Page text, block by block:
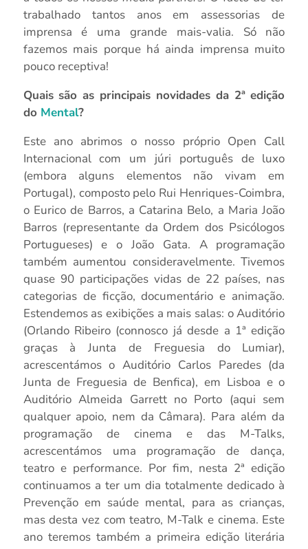
trabalhado tantos anos em assessorias de
imprensa é uma grande mais-valia. Só não
fazemos mais porque há ainda imprensa muito
pouco receptiva!
Quais são as principais novidades da 2ª edição
do Mental?
Este ano abrimos o nosso próprio Open Call
Internacional com um júri português de luxo
(embora alguns elementos não vivam em
Portugal), composto pelo Rui Henriques-Coimbra,
o Eurico de Barros, a Catarina Belo, a Maria João
Barros (representante da Ordem dos Psicólogos
Portugueses) e o João Gata. A programação
também aumentou consideravelmente. Tivemos
quase 90 participações vidas de 22 países, nas
categorias de ficção, documentário e animação.
Estendemos as exibições a mais salas: o Auditório
(Orlando Ribeiro (connosco já desde a 1ª edição
graças à Junta de Freguesia do Lumiar),
acrescentámos o Auditório Carlos Paredes (da
Junta de Freguesia de Benfica), em Lisboa e o
Auditório Almeida Garrett no Porto (aqui sem
qualquer apoio, nem da Câmara). Para além da
programação de cinema e das M-Talks,
acrescentámos uma programação de dança,
teatro e performance. Por fim, nesta 2ª edição
continuamos a ter um dia totalmente dedicado à
Prevenção em saúde mental, para as crianças,
mas desta vez com teatro, M-Talk e cinema. Este
ano teremos também a primeira edição literária